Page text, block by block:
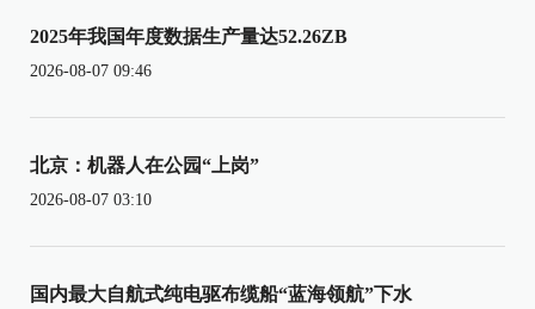
2025年我国年度数据生产量达52.26ZB
2026-08-07 09:46
北京：机器人在公园“上岗”
2026-08-07 03:10
国内最大自航式纯电驱布缆船“蓝海领航”下水